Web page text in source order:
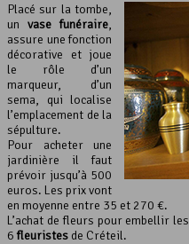
Placé sur la tombe,
un vase funéraire,
assure une fonction
décorative et joue
le rôle d’un
marqueur, d’un
sema, qui localise
l’emplacement de la
sépulture.
Pour acheter une
jardinière il faut
prévoir jusqu’à 500
euros. Les prix vont
en moyenne entre 35 et 270 €.
L’achat de fleurs pour embellir
6fleuristes de Créteil.